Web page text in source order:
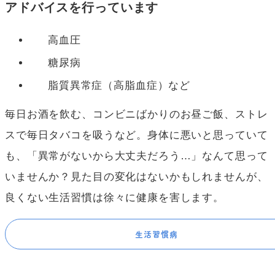
アドバイスを行っています
高血圧
糖尿病
脂質異常症（高脂血症）など
毎日お酒を飲む、コンビニばかりのお昼ご飯、ストレ
スで毎日タバコを吸うなど。身体に悪いと思っていて
も、「異常がないから大丈夫だろう…」なんて思って
いませんか？見た目の変化はないかもしれませんが、
良くない生活習慣は徐々に健康を害します。
生活習慣病